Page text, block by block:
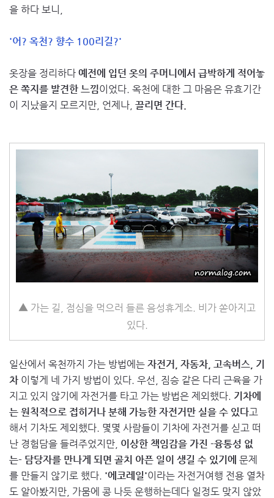
을 하다 보니,
'어? 옥천? 향수 100리길?'
옷장을 정리하다 예전에 입던 옷의 주머니에서 급박하게 적어놓
은 쪽지를 발견한 느낌이었다. 옥천에 대한 그 마음은 유효기간
이 지났을지 모르지만, 언제나, 끌리면 간다.
▲ 가는 길, 점심을 먹으러 들른 음성휴게소. 비가 쏟아지고
있다.
일산에서 옥천까지 가는 방법에는 자전거, 자동차, 고속버스, 기
차 이렇게 네 가지 방법이 있다. 우선, 짐승 같은 다리 근육을 가
지고 있지 않기에 자전거를 타고 가는 방법은 제외했다. 기차에
는 원칙적으로 접히거나 분해 가능한 자전거만 실을 수 있다고
해서 기차도 제외했다. 몇몇 사람들이 기차에 자전거를 싣고 떠
난 경험담을 들려주었지만, 이상한 책임감을 가진 -융통성 없
는- 담당자를 만나게 되면 골치 아픈 일이 생길 수 있기에 문제
를 만들지 않기로 했다. '에코레일'이라는 자전거여행 전용 열차
도 알아봤지만, 가뭄에 콩 나듯 운행하는데다 일정도 맞지 않았